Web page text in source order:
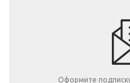
Оформите